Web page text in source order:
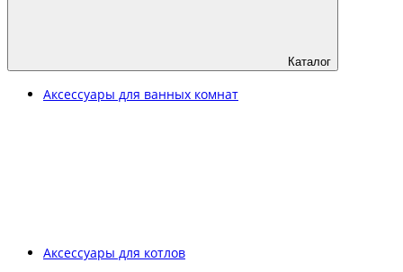
Каталог
Аксессуары для ванных комнат
Аксессуары для котлов